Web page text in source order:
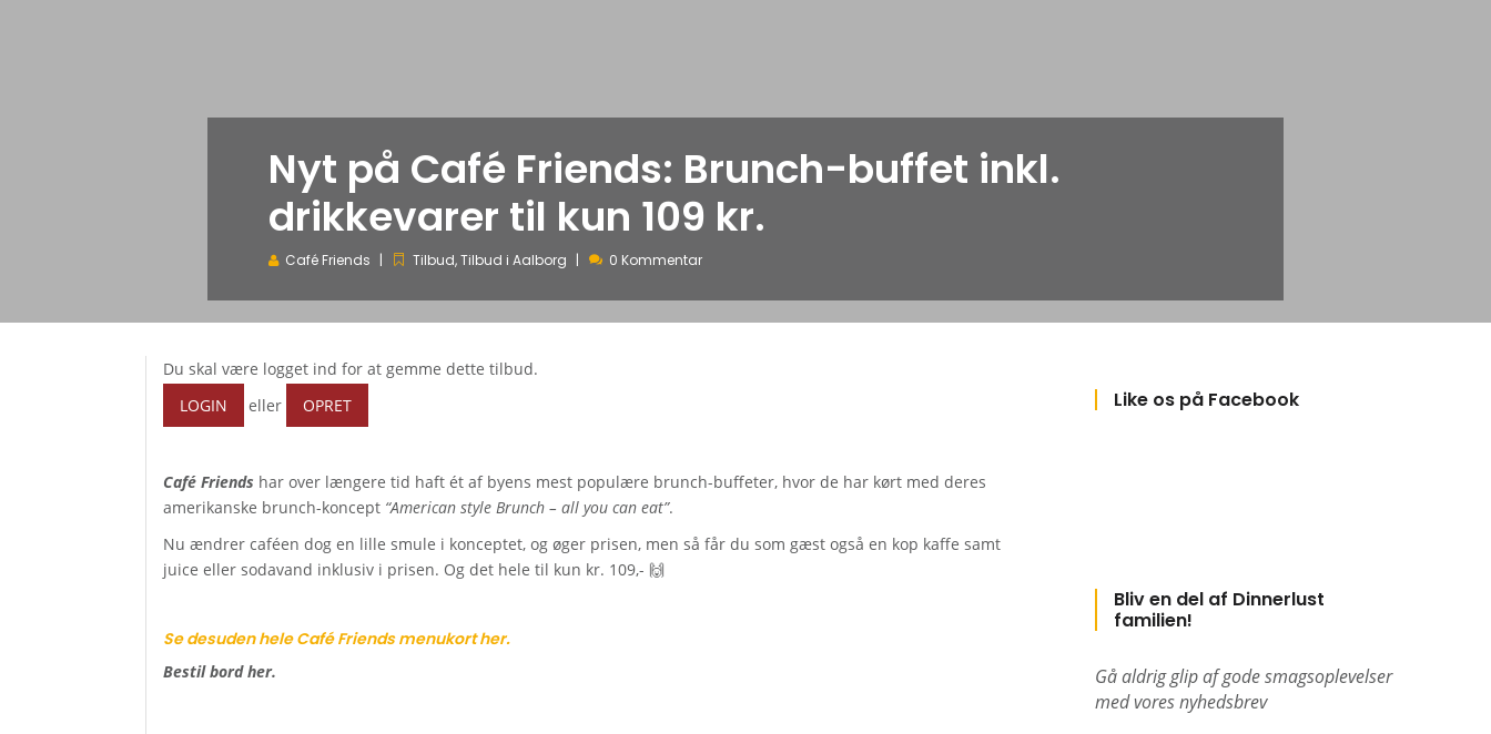
Nyt på Café Friends: Brunch-buffet inkl.
drikkevarer til kun 109 kr.
Café Friends Tilbud,Tilbud i Aalborg 0 Kommentar
Du skal være logget ind for at gemme dette tilbud.
LOGIN
eller OPRET
Café Friends har over længere tid haft ét af byens mest populære brunch-buffeter, hvor de har kørt med deres
amerikanske brunch-koncept “American style Brunch – all you can eat”.
Nu ændrer caféen dog en lille smule i konceptet, og øger prisen, men så får du som gæst også en kop kaffe samt
juice eller sodavand inklusiv i prisen. Og det hele til kun kr. 109,- 🙌
Se desuden hele Café Friends menukort her.
Bestil bord her.
Like os på Facebook
Bliv en del af Dinnerlust
familien!
Gå aldrig glip af gode smagsoplevelser
med vores nyhedsbrev